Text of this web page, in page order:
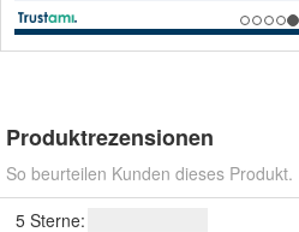
Produktrezensionen
So beurteilen Kunden dieses Produkt.
5 Sterne: